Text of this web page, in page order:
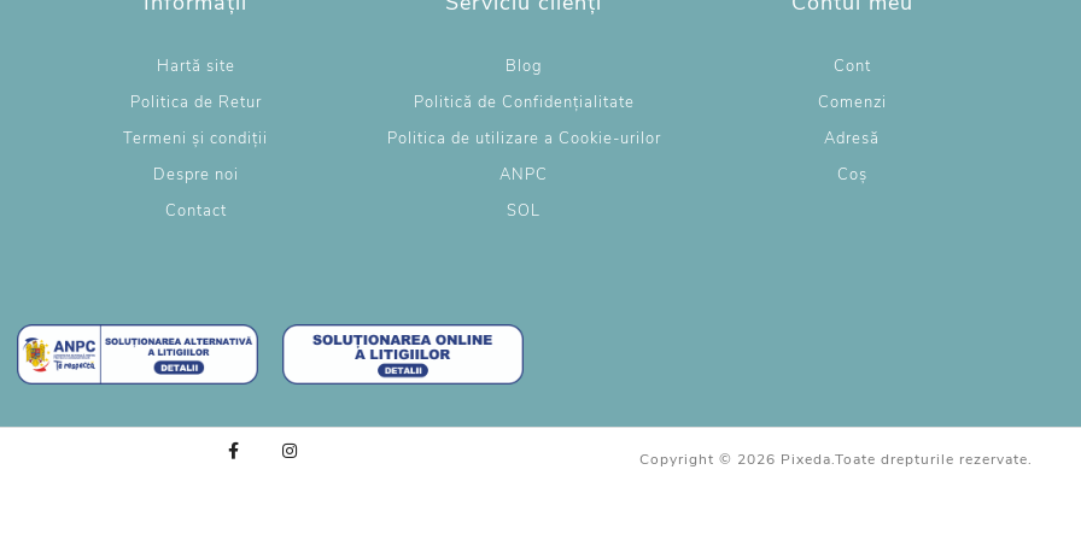
Hartă site
Politica de Retur
Termeni și condiții
Despre noi
Contact
Blog
Politică de Confidențialitate
Politica de utilizare a Cookie-urilor
ANPC
SOL
Cont
Comenzi
Adresă
Coș
Copyright © 2026 Pixeda.Toate drepturile rezervate.